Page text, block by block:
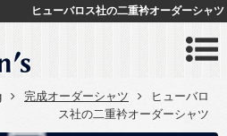
ヒューバロス社の二重衿オーダーシャツ
完成オーダーシャツ
ヒューバロ
ス社の二重衿オーダーシャツ